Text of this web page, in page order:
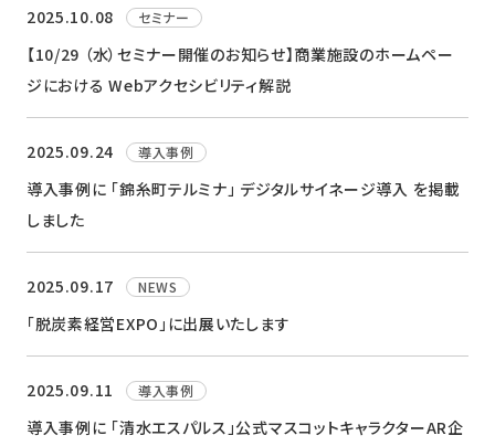
2025.10.08 セミナー
【10/29 （水）セミナー開催のお知らせ】商業施設のホームペー
ジにおける​ Webアクセシビリティ解説​
2025.09.24 導入事例
導入事例に 「錦糸町テルミナ」 デジタルサイネージ導入 を掲載
しました
2025.09.17 NEWS
「脱炭素経営EXPO」に出展いたします
2025.09.11 導入事例
導入事例に 「清水エスパルス」公式マスコットキャラクターAR企